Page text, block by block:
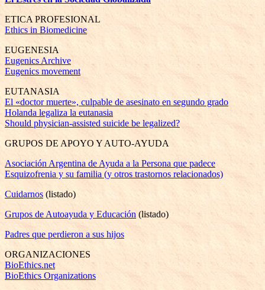
ETICA PROFESIONAL
Ethics in Biomedicine
EUGENESIA
Eugenics Archive
Eugenics movement
EUTANASIA
El «doctor muerte», culpable de asesinato en segundo grado
Holanda legaliza la eutanasia
Should physician-assisted suicide be legalized?
GRUPOS DE APOYO Y AUTO-AYUDA
Asociación Argentina de Ayuda a la Persona que padece
Esquizofrenia y su familia (y otros trastornos relacionados)
Cuidarnos (listado)
Grupos de Autoayuda y Educación (listado)
Padres que perdieron a sus hijos
ORGANIZACIONES
BioEthics.net
BioEthics Organizations